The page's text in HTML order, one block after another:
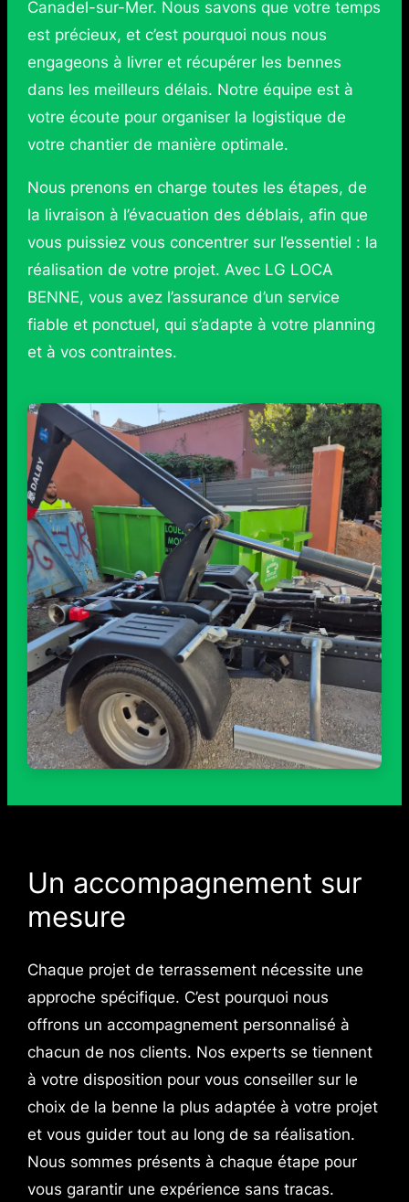
Canadel-sur-Mer. Nous savons que votre temps
est précieux, et c’est pourquoi nous nous
engageons à livrer et récupérer les bennes
dans les meilleurs délais. Notre équipe est à
votre écoute pour organiser la logistique de
votre chantier de manière optimale.
Nous prenons en charge toutes les étapes, de
la livraison à l’évacuation des déblais, afin que
vous puissiez vous concentrer sur l’essentiel : la
réalisation de votre projet. Avec LG LOCA
BENNE, vous avez l’assurance d’un service
fiable et ponctuel, qui s’adapte à votre planning
et à vos contraintes.
Un accompagnement sur
mesure
Chaque projet de terrassement nécessite une
approche spécifique. C’est pourquoi nous
offrons un accompagnement personnalisé à
chacun de nos clients. Nos experts se tiennent
à votre disposition pour vous conseiller sur le
choix de la benne la plus adaptée à votre projet
et vous guider tout au long de sa réalisation.
Nous sommes présents à chaque étape pour
vous garantir une expérience sans tracas.